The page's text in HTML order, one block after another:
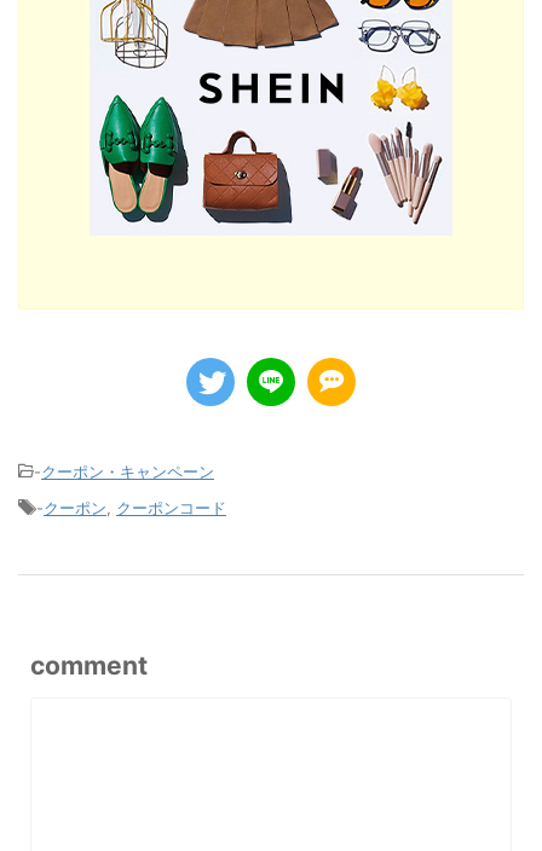
-クーポン・キャンペーン
-クーポン, クーポンコード
comment